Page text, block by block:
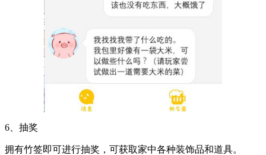
6、抽奖
拥有竹签即可进行抽奖，可获取家中各种装饰品和道具。